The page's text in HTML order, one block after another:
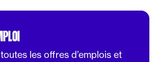
les offres d’emplois et